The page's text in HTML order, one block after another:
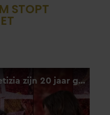
STOPT